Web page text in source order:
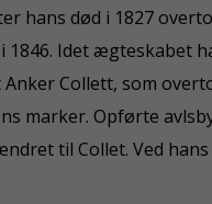
hans død i 1827
1846. Idet ægteskabet
Collett, som
marker. Opførte
til Collet. Ved hans